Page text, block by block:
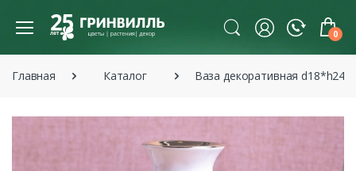
0
Главная Каталог Ваза декоративная